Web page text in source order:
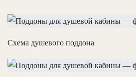
Схема душевого поддона